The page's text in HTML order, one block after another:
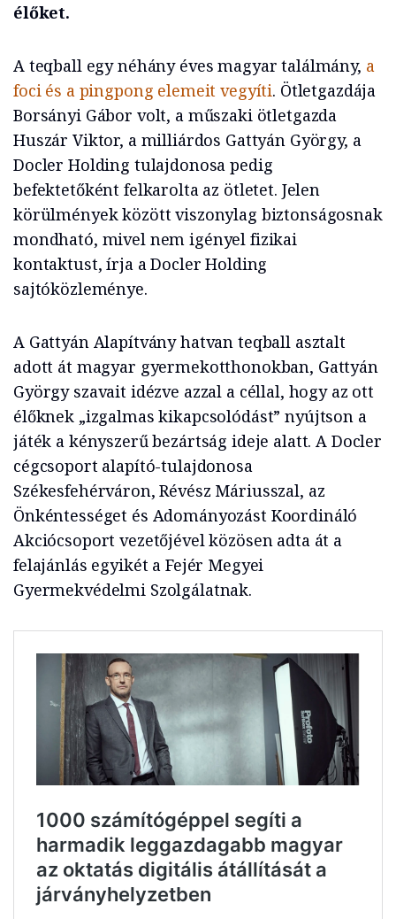
élőket.
A teqball egy néhány éves magyar találmány, a
foci és a pingpong elemeit vegyíti. Ötletgazdája
Borsányi Gábor volt, a műszaki ötletgazda
Huszár Viktor, a milliárdos Gattyán György, a
Docler Holding tulajdonosa pedig
befektetőként felkarolta az ötletet. Jelen
körülmények között viszonylag biztonságosnak
mondható, mivel nem igényel fizikai
kontaktust, írja a Docler Holding
sajtóközleménye.
A Gattyán Alapítvány hatvan teqball asztalt
adott át magyar gyermekotthonokban, Gattyán
György szavait idézve azzal a céllal, hogy az ott
élőknek „izgalmas kikapcsolódást” nyújtson a
játék a kényszerű bezártság ideje alatt. A Docler
cégcsoport alapító-tulajdonosa
Székesfehérváron, Révész Máriusszal, az
Önkéntességet és Adományozást Koordináló
Akciócsoport vezetőjével közösen adta át a
felajánlás egyikét a Fejér Megyei
Gyermekvédelmi Szolgálatnak.